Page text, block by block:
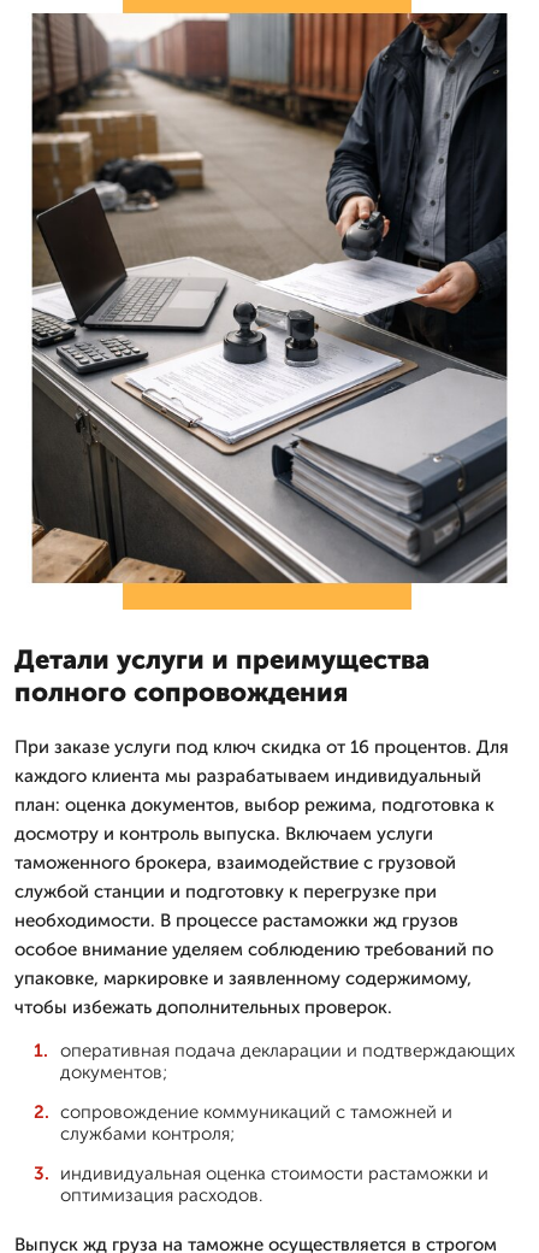
Детали услуги и преимущества
полного сопровождения
При заказе услуги под ключ скидка от 16 процентов. Для
каждого клиента мы разрабатываем индивидуальный
план: оценка документов, выбор режима, подготовка к
досмотру и контроль выпуска. Включаем услуги
таможенного брокера, взаимодействие с грузовой
службой станции и подготовку к перегрузке при
необходимости. В процессе растаможки жд грузов
особое внимание уделяем соблюдению требований по
упаковке, маркировке и заявленному содержимому,
чтобы избежать дополнительных проверок.
оперативная подача декларации и подтверждающих
документов;
сопровождение коммуникаций с таможней и
службами контроля;
индивидуальная оценка стоимости растаможки и
оптимизация расходов.
Выпуск жд груза на таможне осуществляется в строгом